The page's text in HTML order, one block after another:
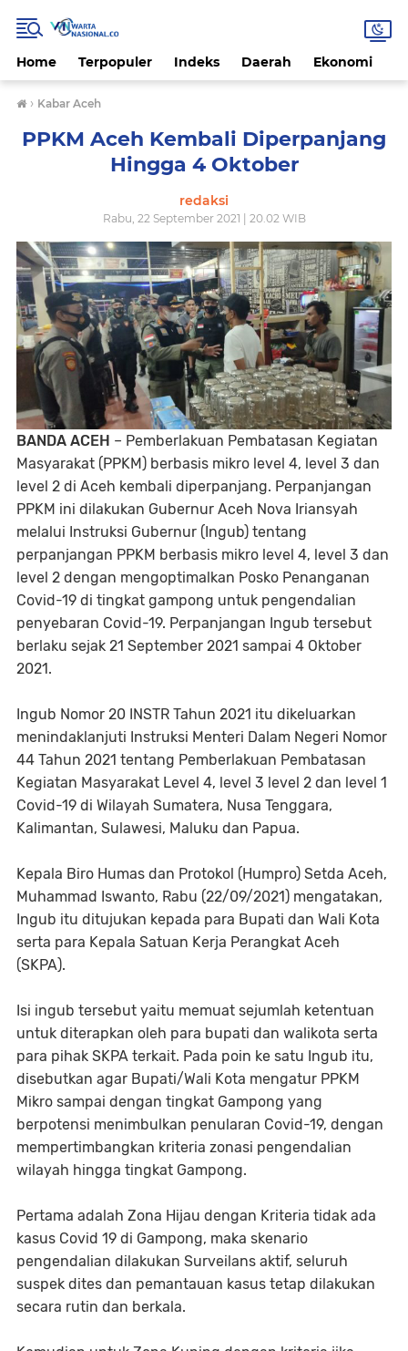
Home Terpopuler Indeks Daerah Ekonomi
› Kabar Aceh
PPKM Aceh Kembali Diperpanjang
Hingga 4 Oktober
redaksi
Rabu, 22 September 2021 | 20.02 WIB
BANDA ACEH – Pemberlakuan Pembatasan Kegiatan
Masyarakat (PPKM) berbasis mikro level 4, level 3 dan
level 2 di Aceh kembali diperpanjang. Perpanjangan
PPKM ini dilakukan Gubernur Aceh Nova Iriansyah
melalui Instruksi Gubernur (Ingub) tentang
perpanjangan PPKM berbasis mikro level 4, level 3 dan
level 2 dengan mengoptimalkan Posko Penanganan
Covid-19 di tingkat gampong untuk pengendalian
penyebaran Covid-19. Perpanjangan Ingub tersebut
berlaku sejak 21 September 2021 sampai 4 Oktober
2021.
Ingub Nomor 20 INSTR Tahun 2021 itu dikeluarkan
menindaklanjuti Instruksi Menteri Dalam Negeri Nomor
44 Tahun 2021 tentang Pemberlakuan Pembatasan
Kegiatan Masyarakat Level 4, level 3 level 2 dan level 1
Covid-19 di Wilayah Sumatera, Nusa Tenggara,
Kalimantan, Sulawesi, Maluku dan Papua.
Kepala Biro Humas dan Protokol (Humpro) Setda Aceh,
Muhammad Iswanto, Rabu (22/09/2021) mengatakan,
Ingub itu ditujukan kepada para Bupati dan Wali Kota
serta para Kepala Satuan Kerja Perangkat Aceh
(SKPA).
Isi ingub tersebut yaitu memuat sejumlah ketentuan
untuk diterapkan oleh para bupati dan walikota serta
para pihak SKPA terkait. Pada poin ke satu Ingub itu,
disebutkan agar Bupati/Wali Kota mengatur PPKM
Mikro sampai dengan tingkat Gampong yang
berpotensi menimbulkan penularan Covid-19, dengan
mempertimbangkan kriteria zonasi pengendalian
wilayah hingga tingkat Gampong.
Pertama adalah Zona Hijau dengan Kriteria tidak ada
kasus Covid 19 di Gampong, maka skenario
pengendalian dilakukan Surveilans aktif, seluruh
suspek dites dan pemantauan kasus tetap dilakukan
secara rutin dan berkala.